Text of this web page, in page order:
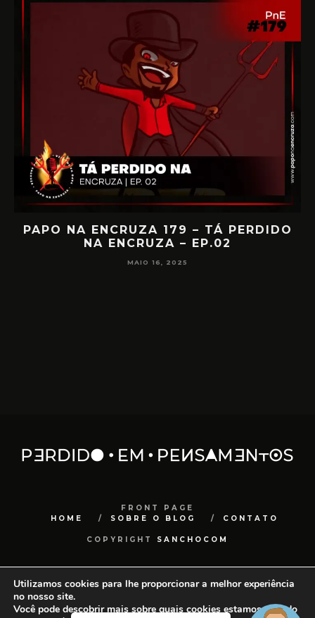
PAPO NA ENCRUZA 179 – TÁ PERDIDO
NA ENCRUZA – EP.02
MAIO 16, 2025
FRONT PAGE
HOME
SOBRE O BLOG CONTATO
COPYRIGHT SANCHOCOM
Utilizamos cookies para lhe proporcionar a melhor experiência
no nosso site.
Você pode descobrir mais sobre quais cookies estamos usando